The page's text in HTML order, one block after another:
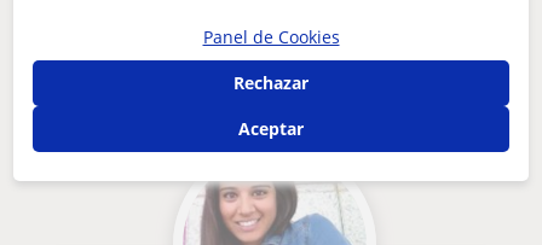
Palma de Mallorca que pueden
interesarte
Panel de Cookies
Rechazar
Aceptar